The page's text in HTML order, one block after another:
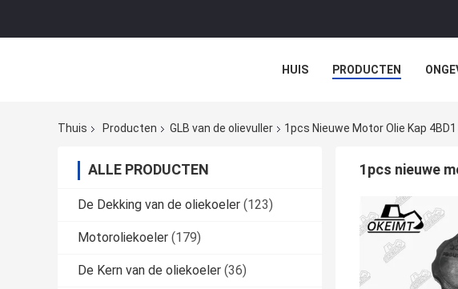
HUIS PRODUCTEN
Thuis Producten GLB van de olievuller 1pcs Nieuwe Motor Olie Kap
ALLE PRODUCTEN
De Dekking van de oliekoeler (123)
Motoroliekoeler (179)
De Kern van de oliekoeler (36)
1pcs nieuwe